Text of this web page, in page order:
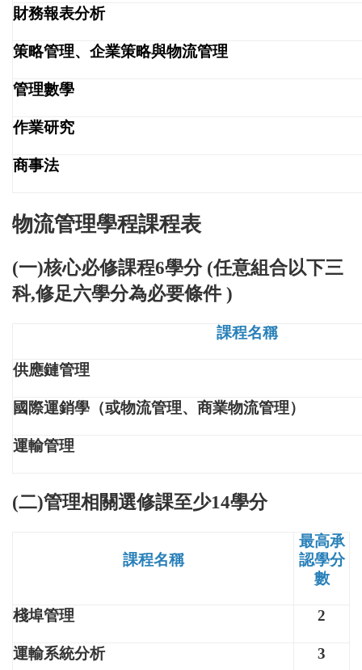
財務報表分析
策略管理、企業策略與物流管理
管理數學
作業研究
商事法
物流管理學程課程表
(一)核心必修課程6學分 (任意組合以下三
科,修足六學分為必要條件 )
課程名稱
供應鏈管理
國際運銷學（或物流管理、商業物流管理）
運輸管理
(二)管理相關選修課至少14學分
課程名稱
最高承
認學分
數
棧埠管理 2
運輸系統分析 3